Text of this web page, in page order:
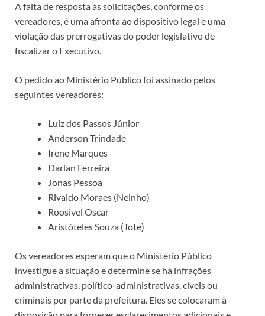
A falta de resposta às solicitações, conforme os
vereadores, é uma afronta ao dispositivo legal e uma
violação das prerrogativas do poder legislativo de
fiscalizar o Executivo.
O pedido ao Ministério Público foi assinado pelos
seguintes vereadores:
Luiz dos Passos Júnior
Anderson Trindade
Irene Marques
Darlan Ferreira
Jonas Pessoa
Rivaldo Moraes (Neinho)
Roosivel Oscar
Aristóteles Souza (Tote)
Os vereadores esperam que o Ministério Público
investigue a situação e determine se há infrações
administrativas, político-administrativas, cíveis ou
criminais por parte da prefeitura. Eles se colocaram à